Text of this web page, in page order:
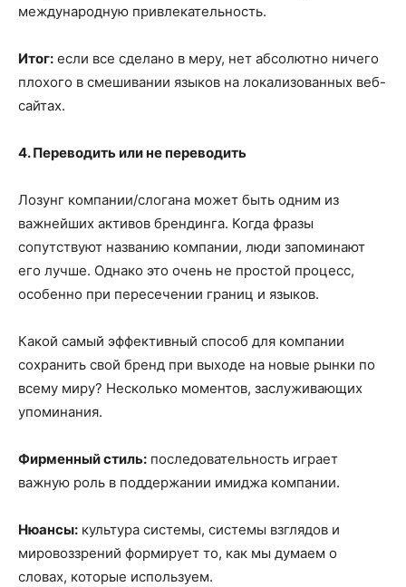
международную привлекательность.
Итог: если все сделано в меру, нет абсолютно ничего
плохого в смешивании языков на локализованных веб-
сайтах.
4. Переводить или не переводить
Лозунг компании/слогана может быть одним из
важнейших активов брендинга. Когда фразы
сопутствуют названию компании, люди запоминают
его лучше. Однако это очень не простой процесс,
особенно при пересечении границ и языков.
Какой самый эффективный способ для компании
сохранить свой бренд при выходе на новые рынки по
всему миру? Несколько моментов, заслуживающих
упоминания.
Фирменный стиль: последовательность играет
важную роль в поддержании имиджа компании.
Нюансы: культура системы, системы взглядов и
мировоззрений формирует то, как мы думаем о
словах, которые используем.